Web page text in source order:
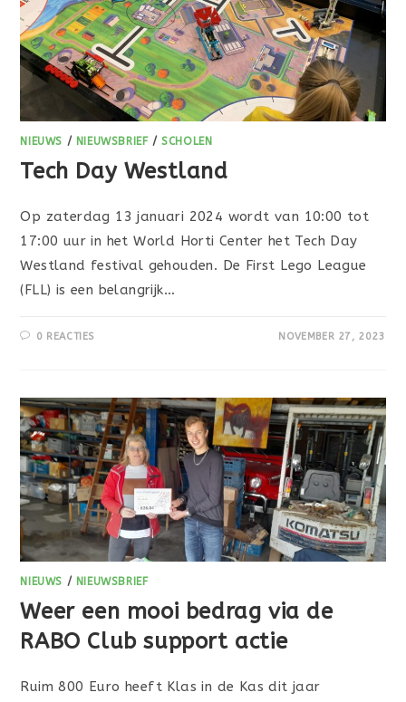
NIEUWS / NIEUWSBRIEF/SCHOLEN
Tech Day Westland
Op zaterdag 13 januari 2024 wordt van 10:00 tot
17:00 uur in het World Horti Center het Tech Day
Westland festival gehouden. De First Lego League
(FLL) is een belangrijk…
0 REACTIES NOVEMBER 27, 2023
NIEUWS / NIEUWSBRIEF
Weer een mooi bedrag via de
RABO Club support actie
Ruim 800 Euro heeft Klas in de Kas dit jaar